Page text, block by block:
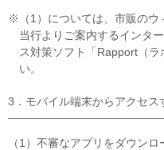
※（1）については、市販のウ
当行よりご案内するインタ
ス対策ソフト「Rapport（
い。
3．モバイル端末からアクセ
（1）不審なアプリをダウンロ